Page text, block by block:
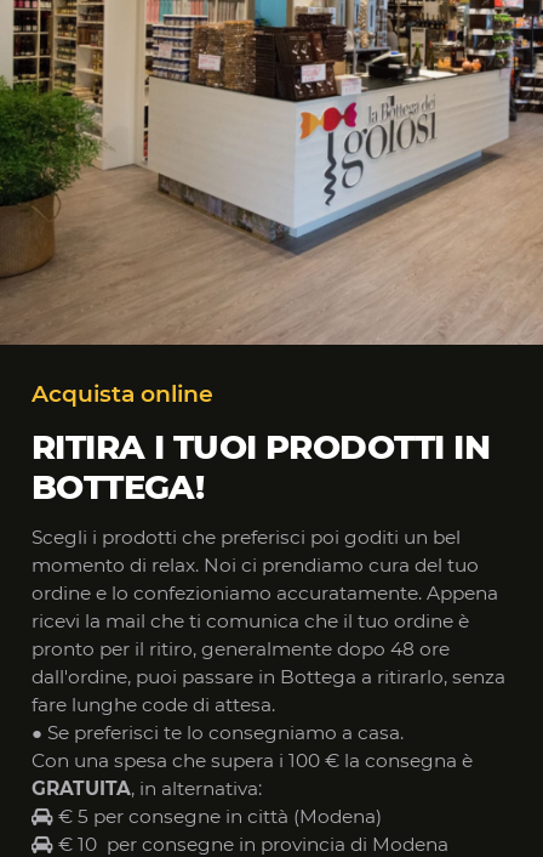
Acquista online
RITIRA I TUOI PRODOTTI IN
BOTTEGA!
Scegli i prodotti che preferisci poi goditi un bel
momento di relax. Noi ci prendiamo cura del tuo
ordine e lo confezioniamo accuratamente. Appena
ricevi la mail che ti comunica che il tuo ordine è
pronto per il ritiro, generalmente dopo 48 ore
dall'ordine, puoi passare in Bottega a ritirarlo, senza
fare lunghe code di attesa.
● Se preferisci te lo consegniamo a casa.
Con una spesa che supera i 100 € la consegna è
GRATUITA, in alternativa:
€ 5 per consegne in città (Modena)
€ 10 per consegne in provincia di Modena